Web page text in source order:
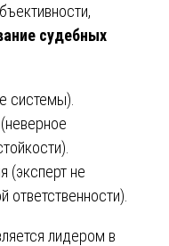
судебных
системы).
(эксперт не
лидером в